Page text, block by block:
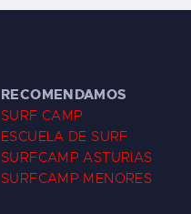
RECOMENDAMOS
SURF CAMP
ESCUELA DE SURF
SURFCAMP ASTURIAS
SURFCAMP MENORES